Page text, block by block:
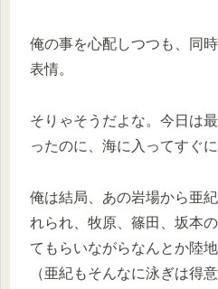
俺の事を心配しつつも、同
表情。
そりゃそうだよな。今日は
ったのに、海に入ってすぐ
俺は結局、あの岩場から亜
れられ、牧原、篠田、坂本
てもらいながらなんとか陸地
（亜紀もそんなに泳ぎは得